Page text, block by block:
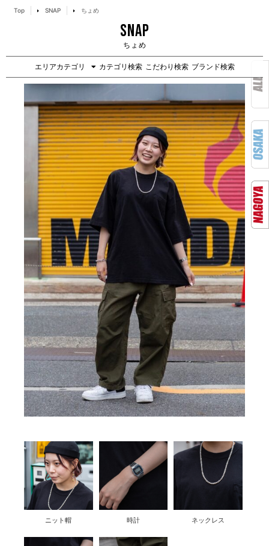
Top SNAP ちょめ
SNAP
ちょめ
エリアカテゴリ カテゴリ検索 こだわり検索 ブランド検索
ニット帽 時計 ネックレス